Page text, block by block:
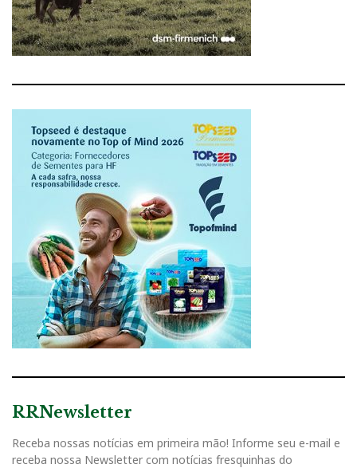
RRNewsletter
Receba nossas notícias em primeira mão! Informe seu e-mail e
receba nossa Newsletter com notícias fresquinhas do